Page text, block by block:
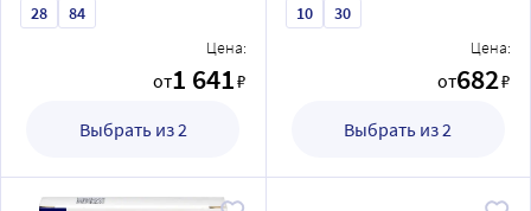
28
84
Цена:
от1 641₽
Выбрать из 2
10
30
Цена:
от682₽
Выбрать из 2